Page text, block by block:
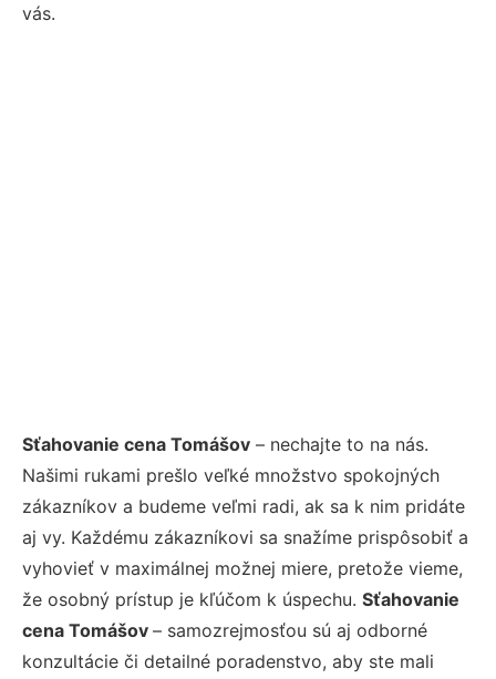
vás.
Sťahovanie cena Tomášov – nechajte to na nás.
Našimi rukami prešlo veľké množstvo spokojných
zákazníkov a budeme veľmi radi, ak sa k nim pridáte
aj vy. Každému zákazníkovi sa snažíme prispôsobiť a
vyhovieť v maximálnej možnej miere, pretože vieme,
že osobný prístup je kľúčom k úspechu. Sťahovanie
cena Tomášov – samozrejmosťou sú aj odborné
konzultácie či detailné poradenstvo, aby ste mali